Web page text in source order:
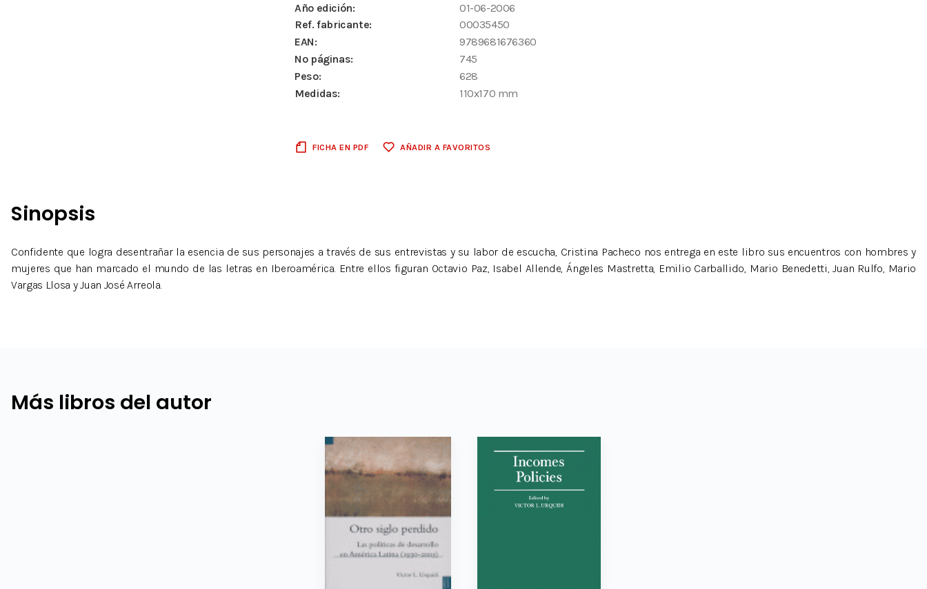
Año edición:
01-06-2006
Ref. fabricante:
00035450
EAN:
9789681676360
Nº páginas:
745
Peso:
628
Medidas:
110x170 mm
FICHA EN PDF AÑADIR A FAVORITOS
Sinopsis
Confidente que logra desentrañar la esencia de sus personajes a través de sus entrevistas y su labor de escucha, Cristina Pacheco nos entrega en este libro sus encuentros con hombres y
mujeres que han marcado el mundo de las letras en Iberoamérica. Entre ellos figuran Octavio Paz, Isabel Allende, Ángeles Mastretta, Emilio Carballido, Mario Benedetti, Juan Rulfo, Mario
Vargas Llosa y Juan José Arreola.
Más libros del autor